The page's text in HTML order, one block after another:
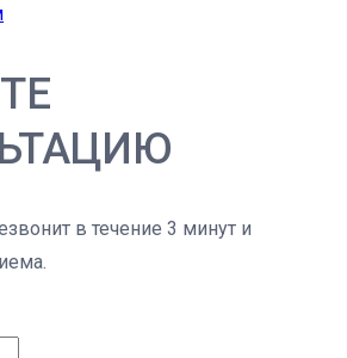
в течение 3 минут и